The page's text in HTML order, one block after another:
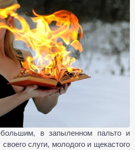
в запыленном пальто и
слуги, молодого и щекастого